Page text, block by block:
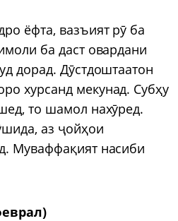
ёфта, вазъият рӯ ба
ба даст овардани
дорад. Дӯстдоштаатон
хурсанд мекунад. Субҳу
то шамол нахӯред.
аз ҷойҳои
Муваффақият насиби